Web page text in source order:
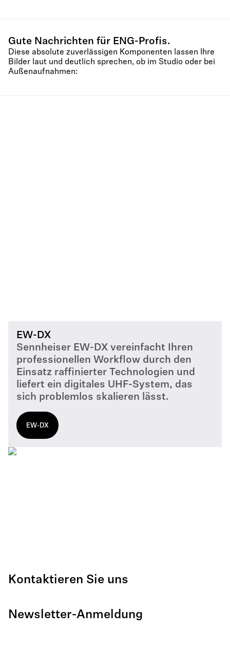
Gute Nachrichten für ENG-Profis.
Diese absolute zuverlässigen Komponenten lassen Ihre
Bilder laut und deutlich sprechen, ob im Studio oder bei
Außenaufnahmen:
EW-DX
Sennheiser EW-DX vereinfacht Ihren
professionellen Workflow durch den
Einsatz raffinierter Technologien und
liefert ein digitales UHF-System, das
sich problemlos skalieren lässt.
EW-DX
Kontaktieren Sie uns
Newsletter-Anmeldung